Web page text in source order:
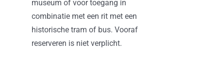
museum of voor toegang in
combinatie met een rit met een
historische tram of bus. Vooraf
reserveren is niet verplicht.